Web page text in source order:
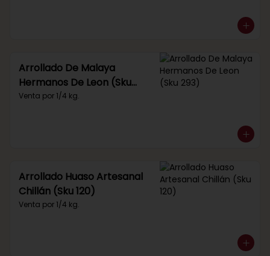
Arrollado De Malaya
Hermanos De Leon (Sku
293)
Venta por 1/4 kg.
Arrollado Huaso Artesanal
Chillán (Sku 120)
Venta por 1/4 kg.